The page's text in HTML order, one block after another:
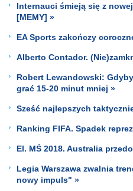
Internauci śmieją się z
[MEMY] »
EA Sports zakończy
Alberto Contador.
Robert Lewandowski:
grać 15-20 minut mniej »
Sześć najlepszych
Ranking FIFA. Spadek
El. MŚ 2018. Australia
Legia Warszawa zwalnia
nowy impuls" »